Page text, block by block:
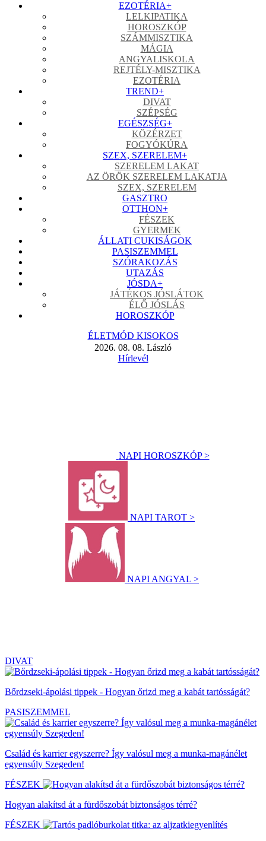
EZOTÉRIA+
LELKIPATIKA
HOROSZKÓP
SZÁMMISZTIKA
MÁGIA
ANGYALISKOLA
REJTÉLY-MISZTIKA
EZOTÉRIA
TREND+
DIVAT
SZÉPSÉG
EGÉSZSÉG+
KÖZÉRZET
FOGYÓKÚRA
SZEX, SZERELEM+
SZERELEM LAKAT
AZ ÖRÖK SZERELEM LAKATJA
SZEX, SZERELEM
GASZTRO
OTTHON+
FÉSZEK
GYERMEK
ÁLLATI CUKISÁGOK
PASISZEMMEL
SZÓRAKOZÁS
UTAZÁS
JÓSDA+
JÁTÉKOS JÓSLÁTOK
ÉLŐ JÓSLÁS
HOROSZKÓP
ÉLETMÓD KISOKOS
2026. 08. 08. László
Hírlevél
NAPI HOROSZKÓP >
NAPI TAROT >
NAPI ANGYAL >
DIVAT
Bőrdzseki-ápolási tippek - Hogyan őrizd meg a kabát tartósságát?
PASISZEMMEL
Család és karrier egyszerre? Így valósul meg a munka-magánélet
egyensúly Szegeden!
FÉSZEK
Hogyan alakítsd át a fürdőszobát biztonságos térré?
FÉSZEK